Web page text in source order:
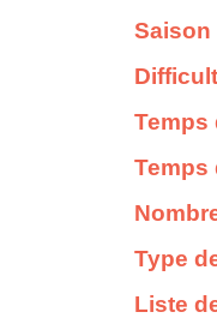
Saison
Temps
Temps
Type
Liste